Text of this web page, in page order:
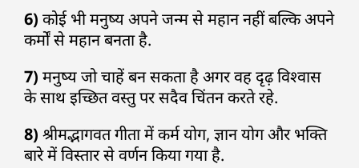
6) कोई भी मनुष्य अपने जन्म से महान नहीं बल्कि अपने
कर्मों से महान बनता है.
7) मनुष्य जो चाहें बन सकता है अगर वह दृढ़ विश्वास
के साथ इच्छित वस्तु पर सदैव चिंतन करते रहे.
8) श्रीमद्भागवत गीता में कर्म योग, ज्ञान योग और भक्ति
बारे में विस्तार से वर्णन किया गया है.